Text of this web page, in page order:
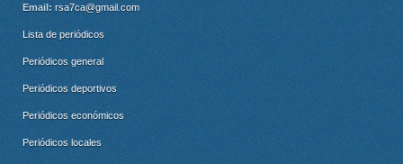
Email: rsa7ca@gmail.com
Lista de periódicos
Periódicos general
Periódicos deportivos
Periódicos económicos
Periódicos locales